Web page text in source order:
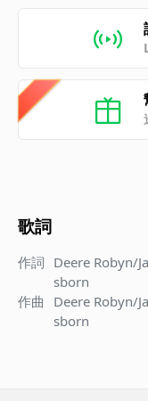
歌詞
作詞 Deere Robyn/
sborn
作曲
Deere Robyn/
sborn